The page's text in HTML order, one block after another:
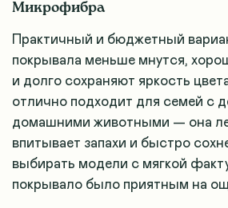
Микрофибра
Практичный и бюджетный
покрывала меньше мнутся,
и долго сохраняют яркость
отлично подходит для семей с
домашними животными — она
впитывает запахи и быстро
выбирать модели с мягкой
покрывало было приятным на